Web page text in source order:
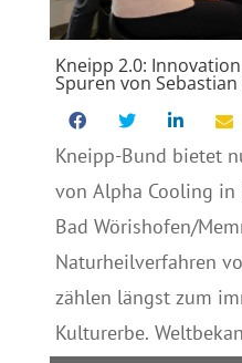
Kneipp 2.0:
Spuren von
Kneipp-Bund bietet
von Alpha Cooling in
Bad Wörishofen/
Naturheilverfahren
zählen längst zum
Kulturerbe.